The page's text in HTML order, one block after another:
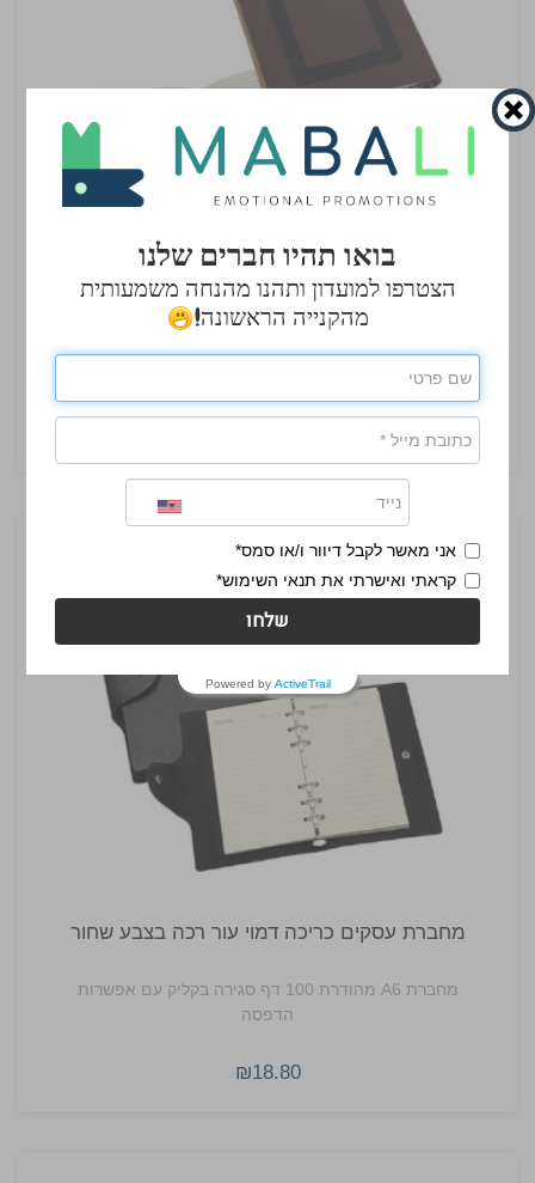
מחברת עסקים עם תא קדמי לסלולאר וכרטיס
ביקור
מחברת עסקים A5 כריכת PU מט / משי 96 דף עם כיס
מחברת עסקים כריכה דמוי עור רכה בצבע שחור
מחברת A6 מהודרת 100 דף סגירה בקליק עם אפשרות
הדפסה
₪18.80
בואו תהיו חברים שלנו
הצטרפו למועדון ותהנו מהנחה משמעותית
מהקנייה הראשונה!
אני מאשר לקבל דיוור ו/או סמס*
קראתי ואישרתי את תנאי השימוש*
שלחו
Powered by ActiveTrail